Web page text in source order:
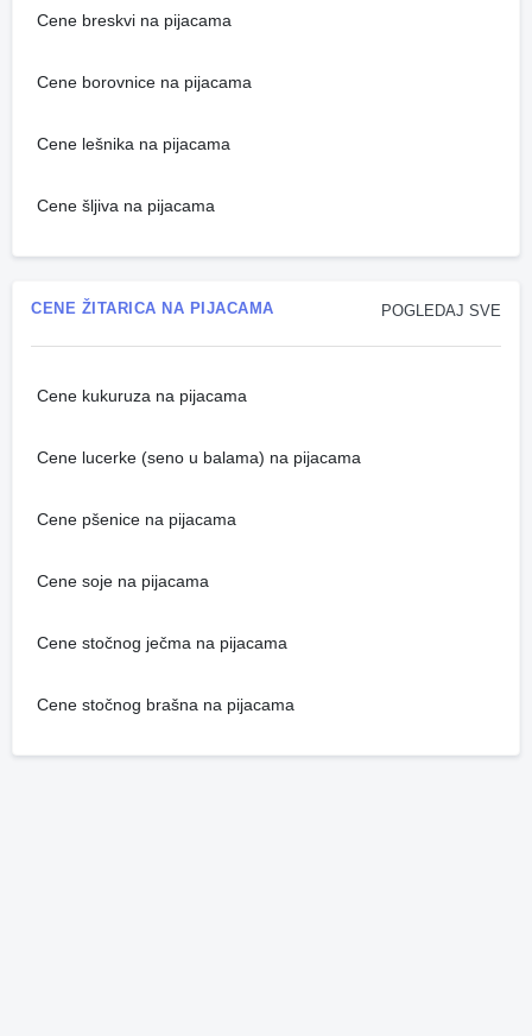
Cene breskvi na pijacama
Cene borovnice na pijacama
Cene lešnika na pijacama
Cene šljiva na pijacama
POGLEDAJ SVE
CENE ŽITARICA NA PIJACAMA
Cene kukuruza na pijacama
Cene lucerke (seno u balama) na pijacama
Cene pšenice na pijacama
Cene soje na pijacama
Cene stočnog ječma na pijacama
Cene stočnog brašna na pijacama